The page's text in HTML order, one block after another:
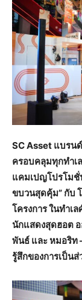
SC Asset แบรน
ครอบคลุมทุกทำเ
แคมเปญโปรโมชั่
ขบวนสุดคุ้ม” กับ
โครงการ ในทำเ
นักแสดงสุดฮอต อ
พันธ์ และ หมอริท
รู้สึกของการเป็น